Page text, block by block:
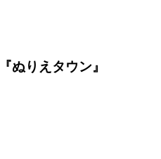
ぬりえタウン』